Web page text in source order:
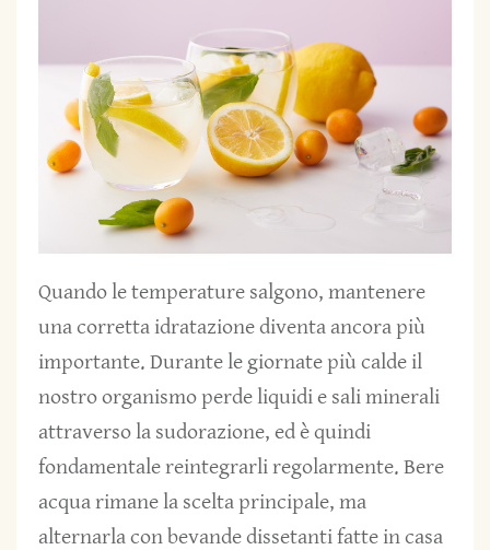
Quando le temperature salgono, mantenere
una corretta idratazione diventa ancora più
importante. Durante le giornate più calde il
nostro organismo perde liquidi e sali minerali
attraverso la sudorazione, ed è quindi
fondamentale reintegrarli regolarmente. Bere
acqua rimane la scelta principale, ma
alternarla con bevande dissetanti fatte in casa